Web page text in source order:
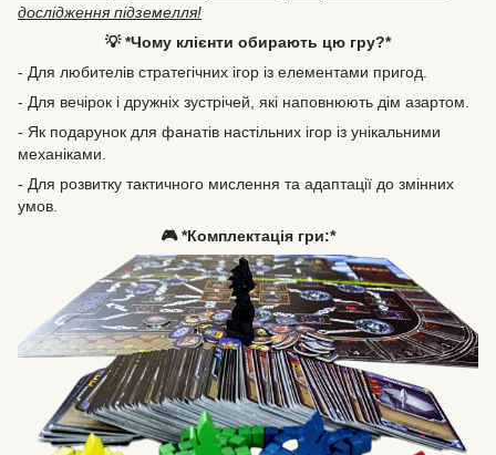
дослідження підземелля!
💡 *Чому клієнти обирають цю гру?*
- Для любителів стратегічних ігор із елементами пригод.
- Для вечірок і дружніх зустрічей, які наповнюють дім азартом.
- Як подарунок для фанатів настільних ігор із унікальними
механіками.
- Для розвитку тактичного мислення та адаптації до змінних
умов.
🎮 *Комплектація гри:*